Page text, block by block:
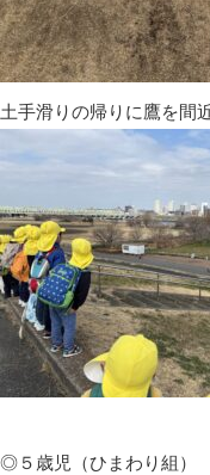
土手滑りの帰りに鷹を間
◎５歳児（ひまわり組）